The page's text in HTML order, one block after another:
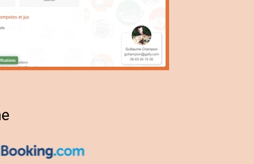
– Nouvelle Aquitaine
– Occitanie
partout en France